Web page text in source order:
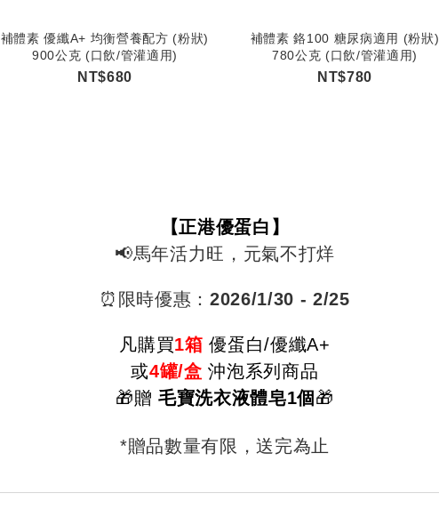
補體素 優纖A+ 均衡營養配方 (粉狀)
900公克 (口飲/管灌適用)
NT$680
補體素 鉻100 糖尿病適用 (粉狀)
780公克 (口飲/管灌適用)
NT$780
【正港優蛋白】
📢馬年活力旺，元氣不打烊
⏰限時優惠：2026/1/30 - 2/25
凡購買1箱 優蛋白/優纖A+
或4罐/盒 沖泡系列商品
🎁贈毛寶洗衣液體皂1個🎁
*贈品數量有限，送完為止